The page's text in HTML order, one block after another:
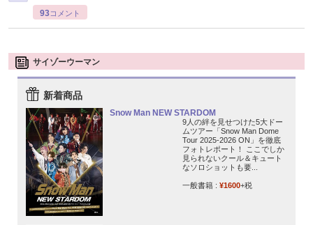
93コメント
サイゾーウーマン
新着商品
Snow Man NEW STARDOM
9人の絆を見せつけた5大ドー
ムツアー「Snow Man Dome
Tour 2025-2026 ON」を徹底
フォトレポート！ ここでしか
見られないクール＆キュート
なソロショットも要...
一般書籍 : ¥1600+税